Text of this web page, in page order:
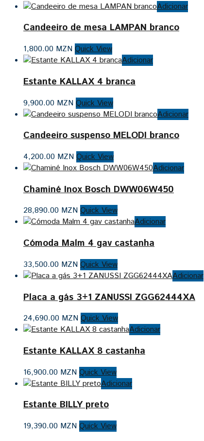
Adicionar
Candeeiro de mesa LAMPAN branco
1,800.00 MZN Quick View
Adicionar
Estante KALLAX 4 branca
9,900.00 MZN Quick View
Adicionar
Candeeiro suspenso MELODI branco
4,200.00 MZN Quick View
Adicionar
Chaminé Inox Bosch DWW06W450
28,890.00 MZN Quick View
Adicionar
Cómoda Malm 4 gav castanha
33,500.00 MZN Quick View
Adicionar
Placa a gás 3+1 ZANUSSI ZGG62444XA
24,690.00 MZN Quick View
Adicionar
Estante KALLAX 8 castanha
16,900.00 MZN Quick View
Adicionar
Estante BILLY preto
19,390.00 MZN Quick View